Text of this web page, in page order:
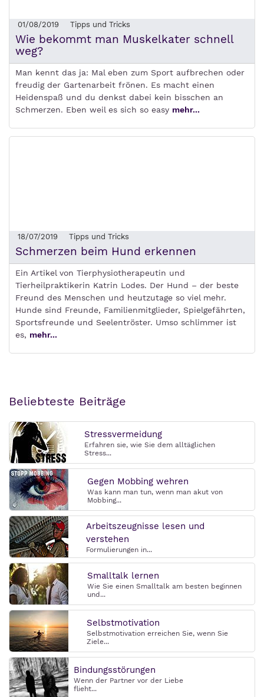
01/08/2019 Tipps und Tricks
Wie bekommt man Muskelkater schnell
weg?
Man kennt das ja: Mal eben zum Sport aufbrechen oder
freudig der Gartenarbeit frönen. Es macht einen
Heidenspaß und du denkst dabei kein bisschen an
Schmerzen. Eben weil es sich so easy mehr...
18/07/2019 Tipps und Tricks
Schmerzen beim Hund erkennen
Ein Artikel von Tierphysiotherapeutin und
Tierheilpraktikerin Katrin Lodes. Der Hund – der beste
Freund des Menschen und heutzutage so viel mehr.
Hunde sind Freunde, Familienmitglieder, Spielgefährten,
Sportsfreunde und Seelentröster. Umso schlimmer ist
es, mehr...
Beliebteste Beiträge
Stressvermeidung
Erfahren sie, wie Sie dem alltäglichen
Stress...
Gegen Mobbing wehren
Was kann man tun, wenn man akut von
Mobbing...
Arbeitszeugnisse lesen und
verstehen
Formulierungen in...
Smalltalk lernen
Wie Sie einen Smalltalk am besten beginnen
und...
Selbstmotivation
Selbstmotivation erreichen Sie, wenn Sie
Ziele...
Bindungsstörungen
Wenn der Partner vor der Liebe
flieht...